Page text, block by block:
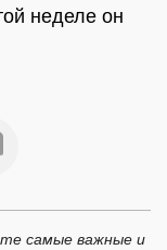
неделе он
самые важные и